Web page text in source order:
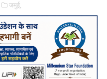
जमुई,